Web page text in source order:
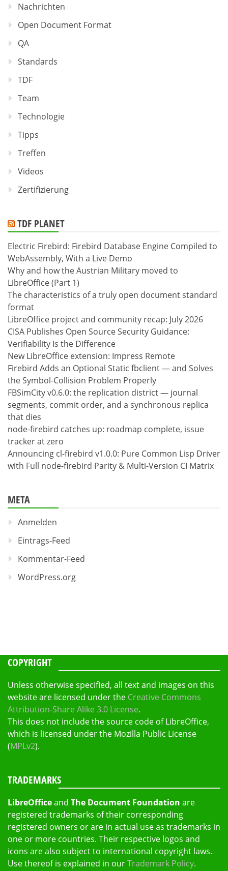
Nachrichten
Open Document Format
QA
Standards
TDF
Team
Technologie
Tipps
Treffen
Videos
Zertifizierung
TDF PLANET
Electric Firebird: Firebird Database Engine Compiled to
WebAssembly, With a Live Demo
Why and how the Austrian Military moved to
LibreOffice (Part 1)
The characteristics of a truly open document standard
format
LibreOffice project and community recap: July 2026
CISA Publishes Open Source Security Guidance:
Verifiability Is the Difference
New LibreOffice extension: Impress Remote
Firebird Adds an Optional Static fbclient — and Solves
the Symbol-Collision Problem Properly
FBSimCity v0.6.0: the replication district — journal
segments, commit order, and a synchronous replica
that dies
node-firebird catches up: roadmap complete, issue
tracker at zero
Announcing cl-firebird v1.0.0: Pure Common Lisp Driver
with Full node-firebird Parity & Multi-Version CI Matrix
META
Anmelden
Eintrags-Feed
Kommentar-Feed
WordPress.org
COPYRIGHT
Unless otherwise specified, all text and images on this
website are licensed under the Creative Commons
Attribution-Share Alike 3.0 License.
This does not include the source code of LibreOffice,
which is licensed under the Mozilla Public License
(MPLv2).
TRADEMARKS
LibreOfficeand The Document Foundation are
registered trademarks of their corresponding
registered owners or are in actual use as trademarks in
one or more countries. Their respective logos and
icons are also subject to international copyright laws.
Use thereof is explained in ourTrademark Policy.